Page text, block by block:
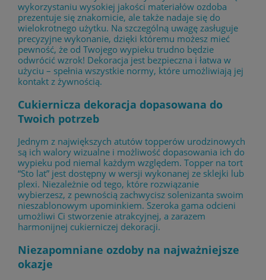
wykorzystaniu wysokiej jakości materiałów ozdoba
prezentuje się znakomicie, ale także nadaje się do
wielokrotnego użytku. Na szczególną uwagę zasługuje
precyzyjne wykonanie, dzięki któremu możesz mieć
pewność, że od Twojego wypieku trudno będzie
odwrócić wzrok! Dekoracja jest bezpieczna i łatwa w
użyciu – spełnia wszystkie normy, które umożliwiają jej
kontakt z żywnością.
Cukiernicza dekoracja dopasowana do
Twoich potrzeb
Jednym z największych atutów topperów urodzinowych
są ich walory wizualne i możliwość dopasowania ich do
wypieku pod niemal każdym względem. Topper na tort
“Sto lat” jest dostępny w wersji wykonanej ze sklejki lub
plexi. Niezależnie od tego, które rozwiązanie
wybierzesz, z pewnością zachwycisz solenizanta swoim
nieszablonowym upominkiem. Szeroka gama odcieni
umożliwi Ci stworzenie atrakcyjnej, a zarazem
harmonijnej cukierniczej dekoracji.
Niezapomniane ozdoby na najważniejsze
okazje